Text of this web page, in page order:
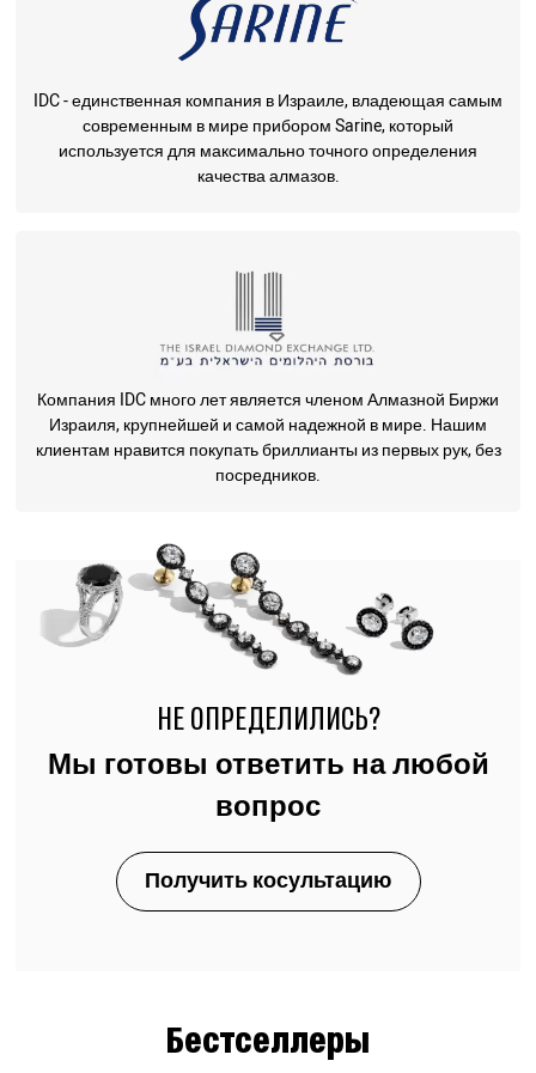
IDC - единственная компания в Израиле, владеющая самым
современным в мире прибором Sarine, который
используется для максимально точного определения
качества алмазов.
Компания IDC много лет является членом Алмазной Биржи
Израиля, крупнейшей и самой надежной в мире. Нашим
клиентам нравится покупать бриллианты из первых рук, без
посредников.
Бестселлеры
НЕ ОПРЕДЕЛИЛИСЬ?
Мы готовы ответить на любой
вопрос
Получить косультацию